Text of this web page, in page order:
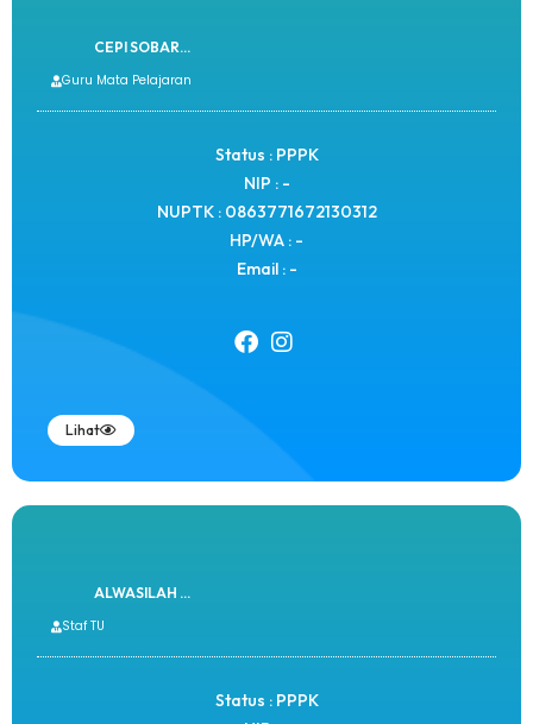
CEPI SOBAR...
Guru Mata Pelajaran
Status : PPPK
NIP : -
NUPTK : 0863771672130312
HP/WA : -
Email : -
Lihat
ALWASILAH ...
Staf TU
Status : PPPK